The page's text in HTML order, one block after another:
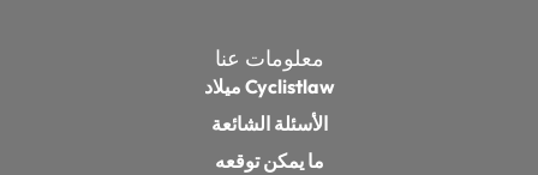
معلومات عنا
Cyclistlaw ميلاد
الأسئلة الشائعة
ما يمكن توقعه